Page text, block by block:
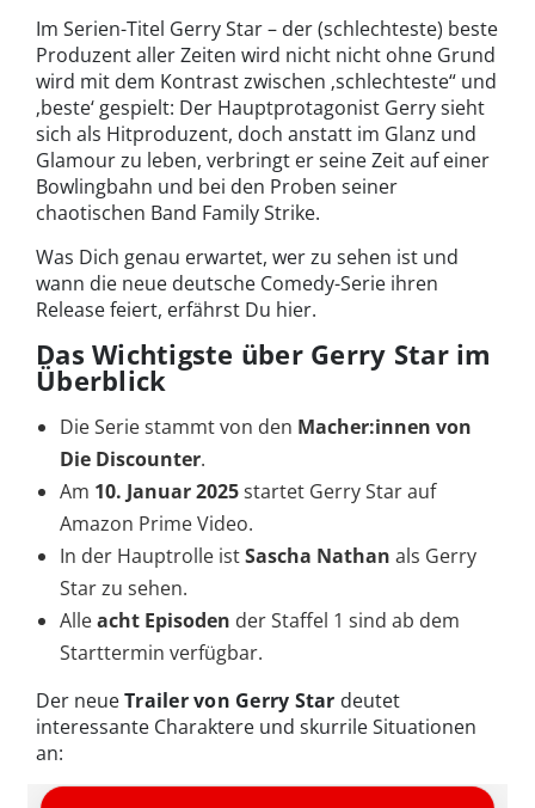
Im Serien-Titel Gerry Star – der (schlechteste) beste
Produzent aller Zeiten wird nicht nicht ohne Grund
wird mit dem Kontrast zwischen ‚schlechteste“ und
‚beste‘ gespielt: Der Hauptprotagonist Gerry sieht
sich als Hitproduzent, doch anstatt im Glanz und
Glamour zu leben, verbringt er seine Zeit auf einer
Bowlingbahn und bei den Proben seiner
chaotischen Band Family Strike.
Was Dich genau erwartet, wer zu sehen ist und
wann die neue deutsche Comedy-Serie ihren
Release feiert, erfährst Du hier.
Das Wichtigste über Gerry Star im
Überblick
Die Serie stammt von den Macher:innen von
Die Discounter.
Am 10. Januar 2025startet Gerry Star auf
Amazon Prime Video.
In der Hauptrolle istSascha Nathan als Gerry
Star zu sehen.
Alleacht Episoden der Staffel 1 sind ab dem
Starttermin verfügbar.
Der neueTrailer von Gerry Star deutet
interessante Charaktere und skurrile Situationen
an: